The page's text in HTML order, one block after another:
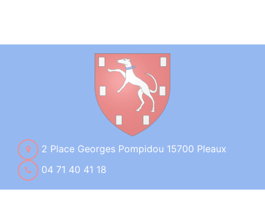
2 Place Georges Pompidou 15700 Pleaux
04 71 40 41 18